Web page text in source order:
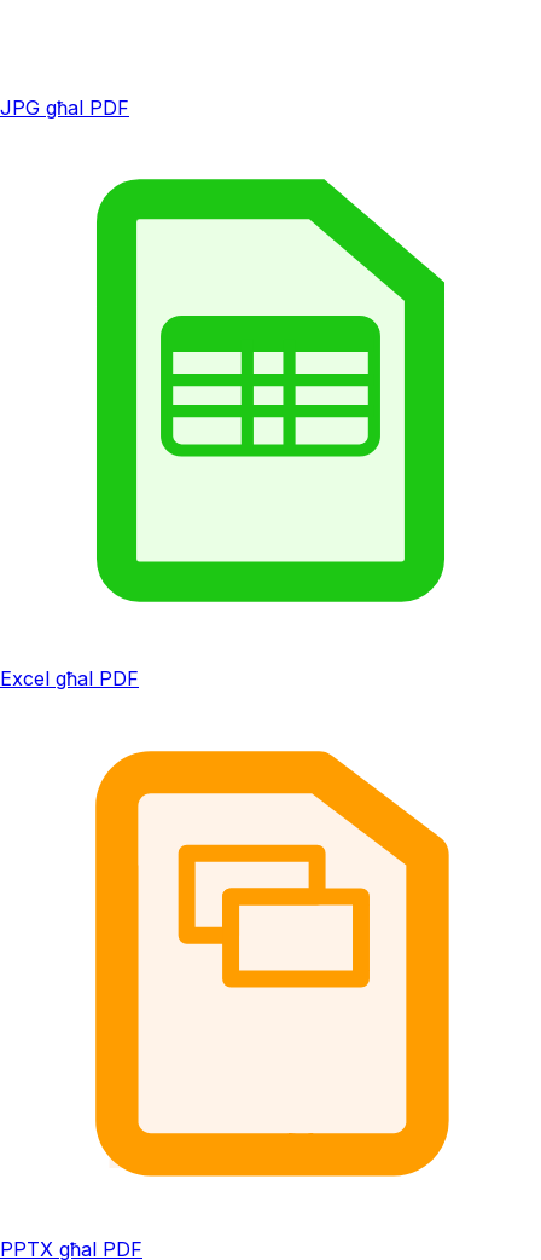
JPG għal PDF
Excel għal PDF
PPTX għal PDF